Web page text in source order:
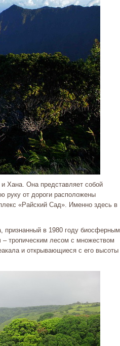
Хана. Она представляет собой
руку от дороги расположены
«Райский Сад». Именно здесь в
признанный в 1980 году биосферным
– тропическим лесом с множеством
и открывающиеся с его высоты